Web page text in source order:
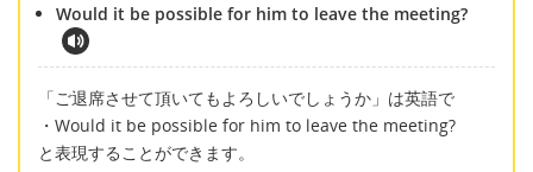
Would it be possible for him to leave the meeting?
「ご退席させて頂いてもよろしいでしょうか」は英語で
・Would it be possible for him to leave the meeting?
と表現することができます。